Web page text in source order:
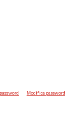
Modifica password